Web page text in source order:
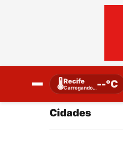
🌡️Recife
Carregando…--°C
Cidades